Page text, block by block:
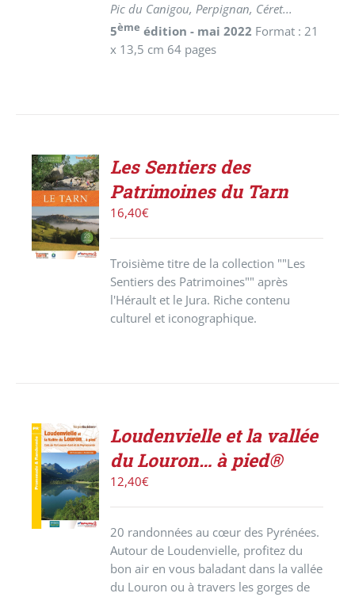
Pic du Canigou, Perpignan, Céret...
5ème édition - mai 2022 Format : 21
x 13,5 cm 64 pages
ACHETER
LE
PRODUIT
/
DÉTAILS
Les Sentiers des
Patrimoines du Tarn
16,40€
Troisième titre de la collection ""Les
Sentiers des Patrimoines"" après
l'Hérault et le Jura. Riche contenu
culturel et iconographique.
ACHETER
LE
PRODUIT
/
DÉTAILS
Loudenvielle et la vallée
du Louron… à pied®
12,40€
20 randonnées au cœur des Pyrénées.
Autour de Loudenvielle, profitez du
bon air en vous baladant dans la vallée
du Louron ou à travers les gorges de